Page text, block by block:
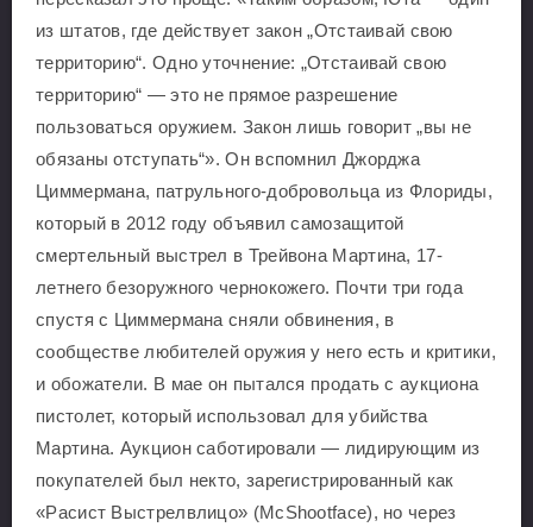
из штатов, где действует закон „Отстаивай свою
территорию“. Одно уточнение: „Отстаивай свою
территорию“ — это не прямое разрешение
пользоваться оружием. Закон лишь говорит „вы не
обязаны отступать“». Он вспомнил Джорджа
Циммермана, патрульного-добровольца из Флориды,
который в 2012 году объявил самозащитой
смертельный выстрел в Трейвона Мартина, 17-
летнего безоружного чернокожего. Почти три года
спустя с Циммермана сняли обвинения, в
сообществе любителей оружия у него есть и критики,
и обожатели. В мае он пытался продать с аукциона
пистолет, который использовал для убийства
Мартина. Аукцион саботировали — лидирующим из
покупателей был некто, зарегистрированный как
«Расист Выстрелвлицо» (McShootface), но через